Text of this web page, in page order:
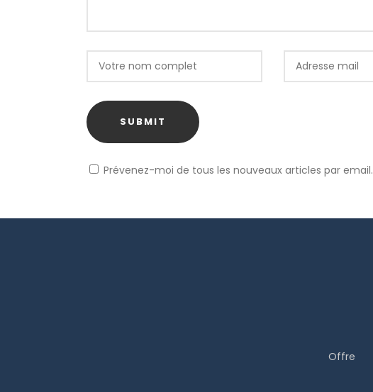
Prévenez-moi de tous les nouveaux articles par email.
Offre